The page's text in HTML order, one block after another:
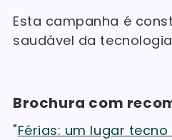
Esta campanha é
saudável da
Brochura com
"Férias: um lugar